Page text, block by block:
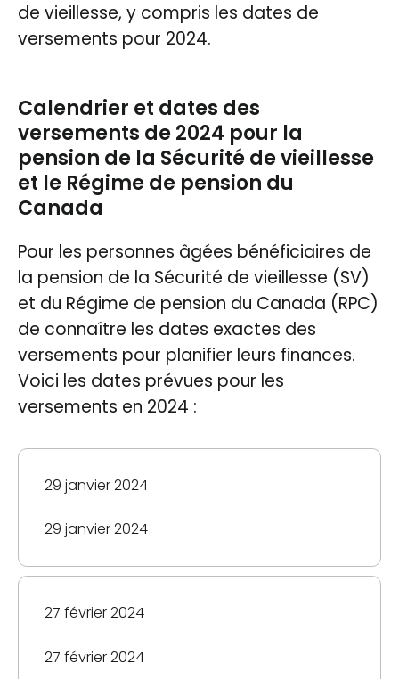
de vieillesse, y compris les dates de
versements pour 2024.
Calendrier et dates des
versements de 2024 pour la
pension de la Sécurité de vieillesse
et le Régime de pension du
Canada
Pour les personnes âgées bénéficiaires de
la pension de la Sécurité de vieillesse (SV)
et du Régime de pension du Canada (RPC)
de connaître les dates exactes des
versements pour planifier leurs finances.
Voici les dates prévues pour les
versements en 2024 :
Échéancier
versements
pensions
Comprend
pension
29 janvier 2024
29 janvier 2024
27 février 2024
27 février 2024